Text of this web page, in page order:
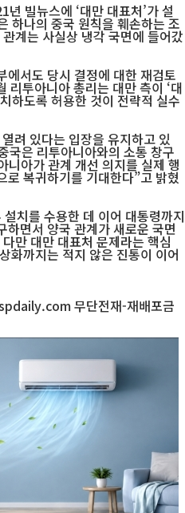
빌뉴스에 ‘대만 대표처’가 설
하나의 중국 원칙을 훼손하는 조
계는 사실상 냉각 국면에 들어갔
에서도 당시 결정에 대한 재검토
리투아니아 총리는 대만 측이 ‘대
하도록 허용한 것이 전략적 실수
려 있다는 입장을 유지하고 있
국은 리투아니아와의 소통 창구
니아가 관계 개선 의지를 실제 행
로 복귀하기를 기대한다”고 밝혔
치를 수용한 데 이어 대통령까지
하면서 양국 관계가 새로운 국면
만 대만 대표처 문제라는 핵심
화까지는 적지 않은 진통이 이어
무단전재-재배포금